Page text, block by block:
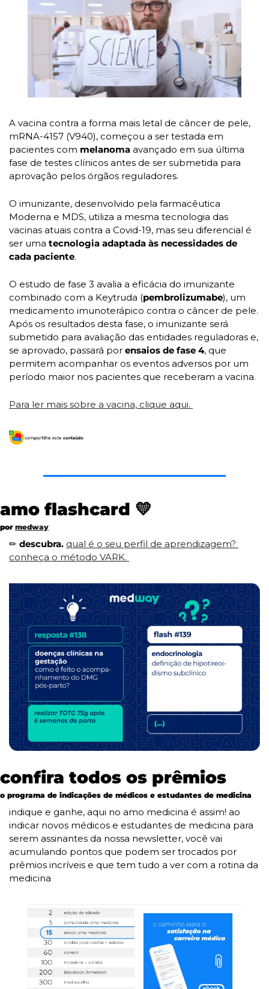
A vacina contra a forma mais letal de câncer de pele,
mRNA-4157 (V940), começou a ser testada em
pacientes com melanoma avançado em sua última
fase de testes clínicos antes de ser submetida para
aprovação pelos órgãos reguladores.
O imunizante, desenvolvido pela farmacêutica
Moderna e MDS, utiliza a mesma tecnologia das
vacinas atuais contra a Covid-19, mas seu diferencial é
ser uma tecnologia adaptada às necessidades de
cada paciente.
O estudo de fase 3 avalia a eficácia do imunizante
combinado com a Keytruda (pembrolizumabe), um
medicamento imunoterápico contra o câncer de pele.
Após os resultados desta fase, o imunizante será
submetido para avaliação das entidades reguladoras e,
se aprovado, passará por ensaios de fase 4, que
permitem acompanhar os eventos adversos por um
período maior nos pacientes que receberam a vacina.
Para ler mais sobre a vacina, clique aqui.
amo flashcard 💛
por medway
✏ descubra. qual é o seu perfil de aprendizagem?
conheça o método VARK.
confira todos os prêmios
o programa de indicações de médicos e estudantes de medicina
indique e ganhe, aqui no amo medicina é assim! ao
indicar novos médicos e estudantes de medicina para
serem assinantes da nossa newsletter, você vai
acumulando pontos que podem ser trocados por
prêmios incríveis e que tem tudo a ver com a rotina da
medicina